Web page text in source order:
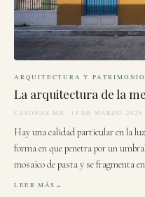
ARQUITECTURA Y PATRIMONIO
La arquitectura de la
CASONAS MX · 18 DE MARZO, 2026
Hay una calidad particular en la
forma en que penetra por un
mosaico de pasta y se fragmenta
LEER MÁS